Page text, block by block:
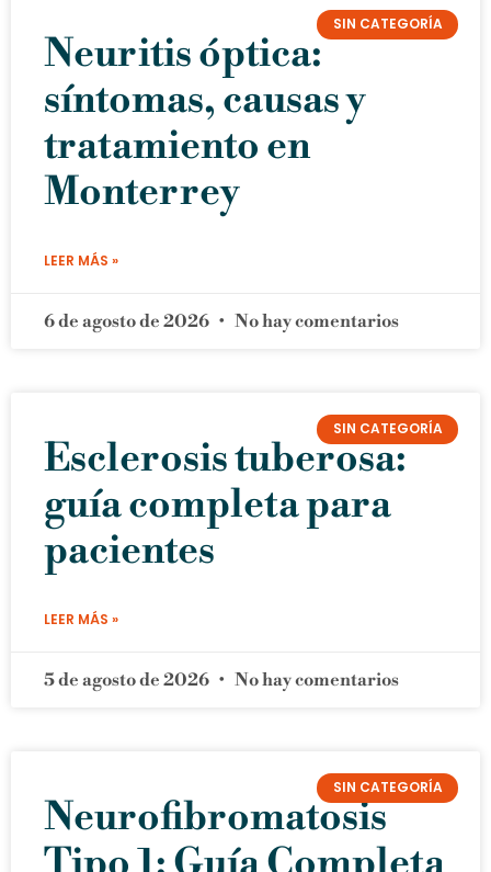
SIN CATEGORÍA
Neuritis óptica:
síntomas, causas y
tratamiento en
Monterrey
LEER MÁS »
6 de agosto de 2026 No hay comentarios
SIN CATEGORÍA
Esclerosis tuberosa:
guía completa para
pacientes
LEER MÁS »
5 de agosto de 2026 No hay comentarios
SIN CATEGORÍA
Neurofibromatosis